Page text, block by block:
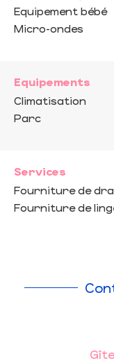
Equipement bébé
Micro-ondes
Equipements
Climatisation
Parc
Services
Fourniture de
Fourniture de